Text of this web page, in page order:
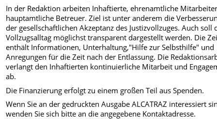
In der Redaktion arbeiten Inhaftierte, ehrenamtliche
hauptamtliche Betreuer. Ziel ist unter anderem die
der gesellschaftlichen Akzeptanz des Justizvollzuges. Auch soll
Vollzugsalltag möglichst transparent dargestellt werden. Die
enthält Informationen, Unterhaltung,"Hilfe zur Selbsthilfe" und
Anregungen für die Zeit nach der Entlassung. Die
verlangt den Inhaftierten kontinuierliche Mitarbeit und
ab.
Die Finanzierung erfolgt zu einem großen Teil aus Spenden.
Wenn Sie an der gedruckten Ausgabe ALCATRAZ interessiert
wenden Sie sich bitte an die angegebene Kontaktadresse.